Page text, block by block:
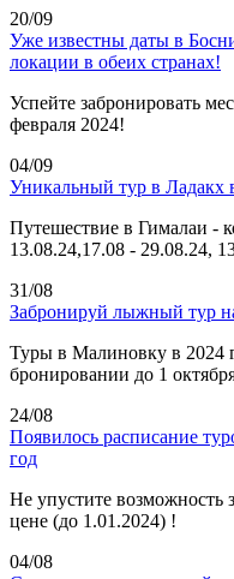
20/09
Уже известны даты в
локации в обеих странах!
Успейте забронировать
февраля 2024!
04/09
Уникальный тур в Ладакх
Путешествие в Гималаи -
13.08.24,17.08 - 29.08.24,
31/08
Забронируй лыжный тур
Туры в Малиновку в 2024
бронировании до 1
24/08
Появилось расписание
год
Не упустите возможность
цене (до 1.01.2024) !
04/08